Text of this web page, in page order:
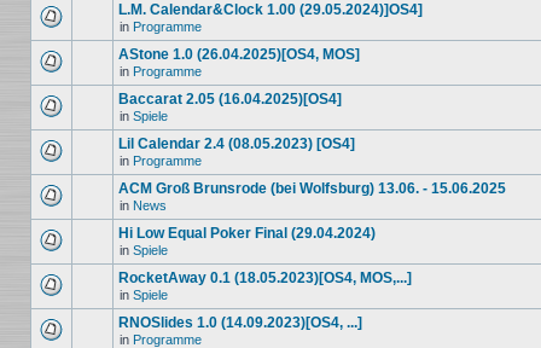
L.M. Calendar&Clock 1.00 (29.05.2024)]OS4]
in Programme
AStone 1.0 (26.04.2025)[OS4, MOS]
in Programme
Baccarat 2.05 (16.04.2025)[OS4]
in Spiele
Lil Calendar 2.4 (08.05.2023) [OS4]
in Programme
ACM Groß Brunsrode (bei Wolfsburg) 13.06. - 15.06.2025
in News
Hi Low Equal Poker Final (29.04.2024)
in Spiele
RocketAway 0.1 (18.05.2023)[OS4, MOS,...]
in Spiele
RNOSlides 1.0 (14.09.2023)[OS4, ...]
in Programme